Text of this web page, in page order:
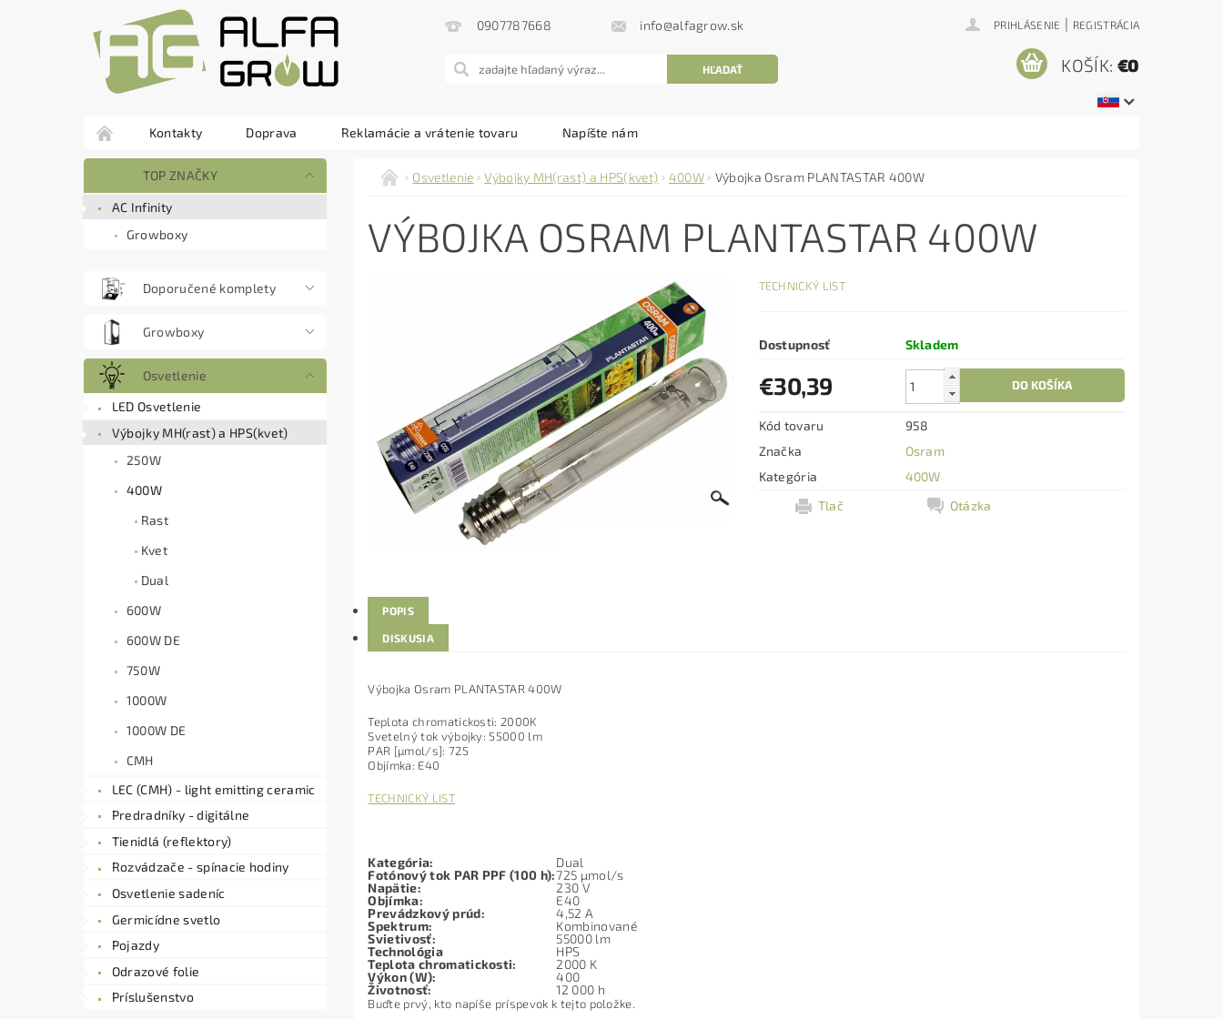
0907787668 info@alfagrow.sk PRIHLÁSENIE | REGISTRÁCIA
KOŠÍK: €0
Kontakty Doprava Reklamácie a vrátenie tovaru Napíšte nám
TOP ZNAČKY
AC Infinity
Growboxy
Doporučené komplety
Growboxy
Osvetlenie
LED Osvetlenie
Výbojky MH(rast) a HPS(kvet)
250W
400W
Rast
Kvet
Dual
600W
600W DE
750W
1000W
1000W DE
CMH
LEC (CMH) - light emitting ceramic
Predradníky - digitálne
Tienidlá (reflektory)
Rozvádzače - spínacie hodiny
Osvetlenie sadeníc
Germicídne svetlo
Pojazdy
Odrazové folie
Príslušenstvo
Osvetlenie Výbojky MH(rast) a HPS(kvet) 400W Výbojka Osram PLANTASTAR 400W
VÝBOJKA OSRAM PLANTASTAR 400W
TECHNICKÝ LIST
Dostupnosť Skladem
€30,39
Kód tovaru
958
Značka
Osram
Kategória
400W
Tlač
Otázka
POPIS
DISKUSIA
Výbojka Osram PLANTASTAR 400W
Teplota chromatickosti: 2000K
Svetelný tok výbojky: 55000 lm
PAR [µmol/s]: 725
Objímka: E40
TECHNICKÝ LIST
Kategória:
Dual
Fotónový tok PAR PPF (100 h):725 µmol/s
Napätie:
230 V
Objímka:
E40
Prevádzkový prúd:
4,52 A
Spektrum:
Kombinované
Svietivosť:
55000 lm
Technológia
HPS
Teplota chromatickosti:
2000 K
Výkon (W):
400
Životnosť: 12 000 h
Buďte prvý, kto napíše príspevok k tejto položke.